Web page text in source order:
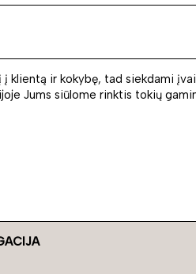
ir kokybę, tad siekdami
Jums siūlome rinktis tokių